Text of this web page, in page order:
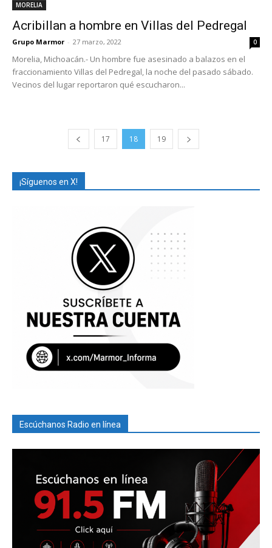
MORELIA
Acribillan a hombre en Villas del Pedregal
Grupo Marmor - 27 marzo, 2022 0
Morelia, Michoacán.- Un hombre fue asesinado a balazos en el
fraccionamiento Villas del Pedregal, la noche del pasado sábado.
Vecinos del lugar reportaron qué escucharon...
17 18 19
¡Síguenos en X!
Escúchanos Radio en línea